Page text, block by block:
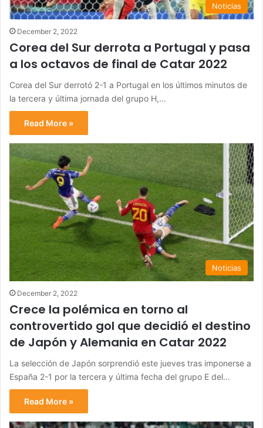
Noticias
December 2, 2022
Corea del Sur derrota a Portugal y pasa
a los octavos de final de Catar 2022
Corea del Sur derrotó 2-1 a Portugal en los últimos minutos de
la tercera y última jornada del grupo H,…
Read More »
Noticias
December 2, 2022
Crece la polémica en torno al
controvertido gol que decidió el destino
de Japón y Alemania en Catar 2022
La selección de Japón sorprendió este jueves tras imponerse a
España 2-1 por la tercera y última fecha del grupo E del…
Read More »